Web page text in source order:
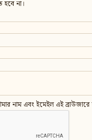
হবে না।
নাম এবং ইমেইল এই